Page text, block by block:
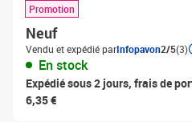
Promotion
Neuf
Vendu et expédié parInfopavon2/5(3)
En stock
Expédié sous 2 jours, frais de
6,35 €